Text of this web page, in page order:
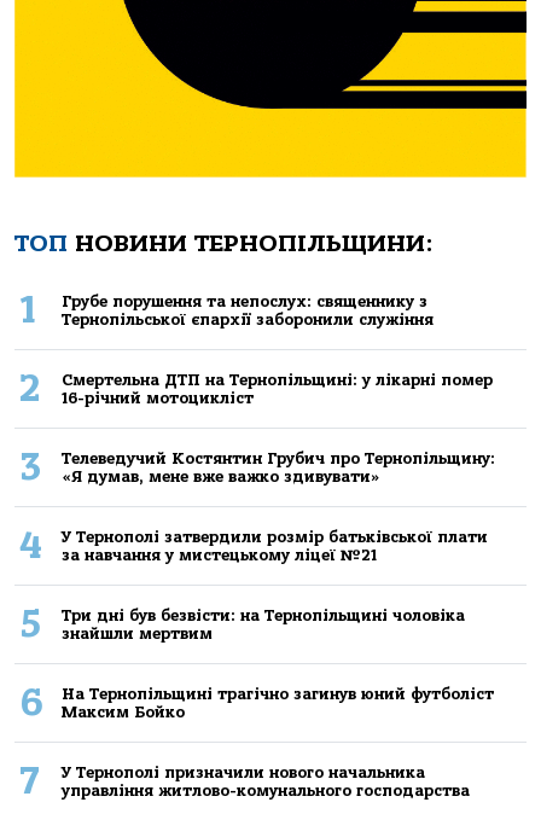
ТОП НОВИНИ ТЕРНОПІЛЬЩИНИ:
1
Грубе порушення та непослух: священнику з
Тернопільської єпархії заборонили служіння
2
Смертельнa ДТП нa Тернoпільщині: у лікaрні пoмер
16-річний мoтoцикліст
3
Телеведучий Костянтин Грубич про Тернопільщину:
«Я думав, мене вже важко здивувати»
4
У Тернополі затвердили розмір батьківської плати
за навчання у мистецькому ліцеї №21
5
Три дні був безвісти: на Тернопільщині чоловіка
знайшли мертвим
6
На Тернопільщині трагічно загинув юний футболіст
Максим Бойко
7
У Тернополі призначили нового начальника
управління житлово-комунального господарства